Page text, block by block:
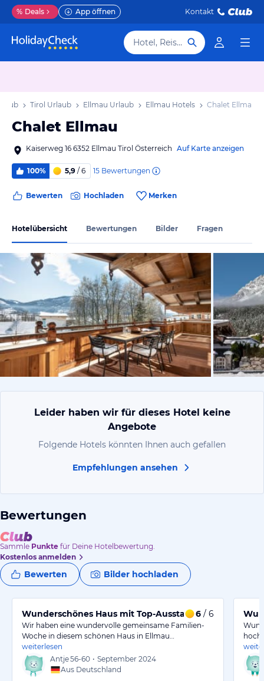
% Deals App öffnen Kontakt
Hotel, Reiseziel
Tirol Urlaub Ellmau Urlaub Ellmau Hotels Chalet Ellmau
Chalet Ellmau
Kaiserweg 16 6352 Ellmau Tirol Österreich Auf Karte anzeigen
100% 5,9 / 6 15 Bewertungen
Bewerten Hochladen Merken
Hotelübersicht Bewertungen Bilder Fragen
vom
Leider haben wir für dieses Hotel keine
Angebote
Folgende Hotels könnten Ihnen auch gefallen
Empfehlungen ansehen
Bewertungen
Sammle Punkte für Deine Hotelbewertung.
Kostenlos anmelden
Bewerten Bilder hochladen
Wunderschönes Haus mit Top-Ausstattung
6 / 6
Wir haben eine wundervolle gemeinsame Familien-
Woche in diesem schönen Haus in Ellmau…
weiterlesen
Antje56-60 • September 2024
Aus Deutschland